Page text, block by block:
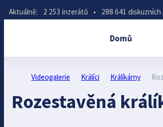
Aktuálně: 2 253 inzerátů • 288 641
Domů
Videogalerie Králíci Králíkárny
Rozestavěná